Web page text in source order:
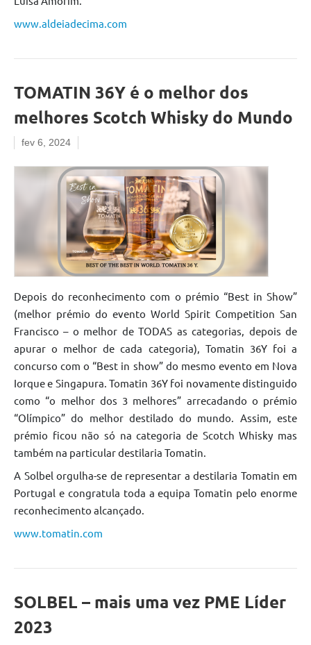
www.aldeiadecima.com
TOMATIN 36Y é o melhor dos
melhores Scotch Whisky do Mundo
fev 6, 2024
Depois do reconhecimento com o prémio “Best in Show”
(melhor prémio do evento World Spirit Competition San
Francisco – o melhor de TODAS as categorias, depois de
apurar o melhor de cada categoria), Tomatin 36Y foi a
concurso com o “Best in show” do mesmo evento em Nova
Iorque e Singapura. Tomatin 36Y foi novamente distinguido
como “o melhor dos 3 melhores” arrecadando o prémio
“Olímpico” do melhor destilado do mundo. Assim, este
prémio ficou não só na categoria de Scotch Whisky mas
também na particular destilaria Tomatin.
A Solbel orgulha-se de representar a destilaria Tomatin em
Portugal e congratula toda a equipa Tomatin pelo enorme
reconhecimento alcançado.
www.tomatin.com
SOLBEL – mais uma vez PME Líder
2023